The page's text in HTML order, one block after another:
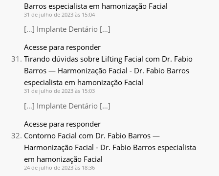
Barros especialista em hamonização Facial
31 de julho de 2023 às 15:04
[…] Implante Dentário […]
Acesse para responder
Tirando dúvidas sobre Lifting Facial com Dr. Fabio
Barros — Harmonização Facial - Dr. Fabio Barros
especialista em hamonização Facial
31 de julho de 2023 às 15:03
[…] Implante Dentário […]
Acesse para responder
Contorno Facial com Dr. Fabio Barros —
Harmonização Facial - Dr. Fabio Barros especialista
em hamonização Facial
24 de julho de 2023 às 18:36